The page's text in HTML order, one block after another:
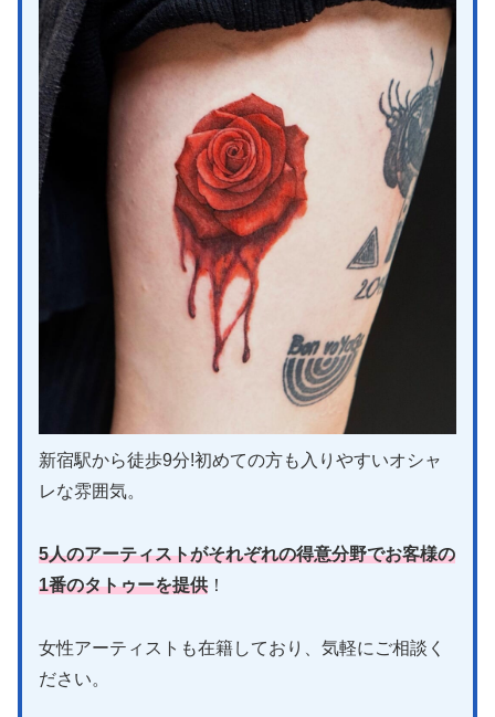
新宿駅から徒歩9分!初めての方も入りやすいオシャ
レな雰囲気。
5人のアーティストがそれぞれの得意分野でお客様の
1番のタトゥーを提供 ！
女性アーティストも在籍しており、気軽にご相談く
ださい。